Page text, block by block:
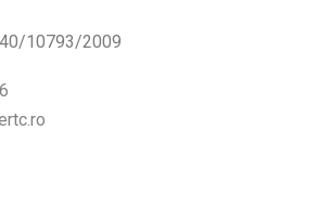
10793/2009